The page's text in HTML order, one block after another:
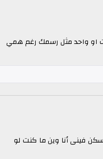
او واحد مثل رسمك رغم همي
فينى أنا وين ما كنت لو